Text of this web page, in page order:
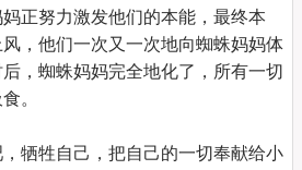
正努力激发他们的本能，最终本
，他们一次又一次地向蜘蛛妈妈体
，蜘蛛妈妈完全地化了，所有一切
。
牺牲自己，把自己的一切奉献给小